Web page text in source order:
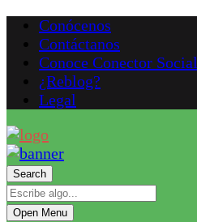
Conócenos
Contáctanos
Conoce Conector Social
¿Reblog?
Legal
Search
Open Menu